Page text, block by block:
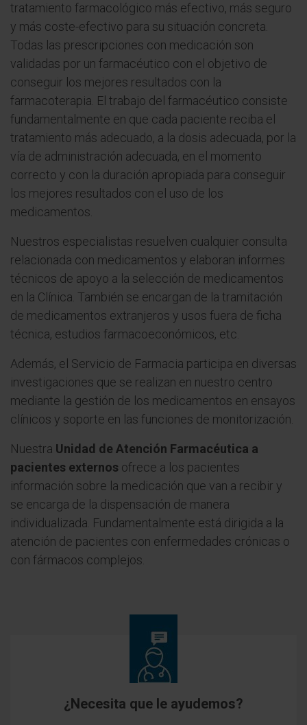
tratamiento farmacológico más efectivo, más seguro
y más coste-efectivo para su situación concreta.
Todas las prescripciones con medicación son
validadas por un farmacéutico con el objetivo de
conseguir los mejores resultados con la
farmacoterapia. El trabajo del farmacéutico consiste
fundamentalmente en que cada paciente reciba el
tratamiento más adecuado, a la dosis adecuada, por la
vía de administración adecuada, en el momento
correcto y con la duración apropiada para conseguir
los mejores resultados con el uso de los
medicamentos.
Nuestros especialistas resuelven cualquier consulta
relacionada con medicamentos y elaboran informes
técnicos de apoyo a la selección de medicamentos
en la Clínica. También se encargan de la tramitación
de medicamentos extranjeros y usos fuera de ficha
técnica, estudios farmacoeconómicos, etc.
Además, el Servicio de Farmacia participa en diversas
investigaciones que se realizan en nuestro centro
mediante la gestión de los medicamentos en ensayos
clínicos y soporte en las funciones de monitorización.
Nuestra Unidad de Atención Farmacéutica a
pacientes externos ofrece a los pacientes
información sobre la medicación que van a recibir y
se encarga de la dispensación de manera
individualizada. Fundamentalmente está dirigida a la
atención de pacientes con enfermedades crónicas o
con fármacos complejos.
¿Necesita que le ayudemos?